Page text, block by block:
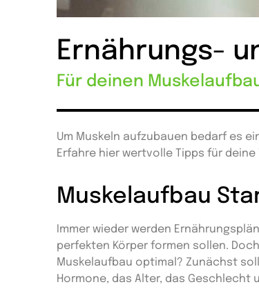
Ernährungs-
Für deinen
Um Muskeln aufzubauen bedarf es
Erfahre hier wertvolle Tipps für deine
Muskelaufbau
Immer wieder werden
perfekten Körper formen sollen.
Muskelaufbau optimal? Zunächst
Hormone, das Alter, das